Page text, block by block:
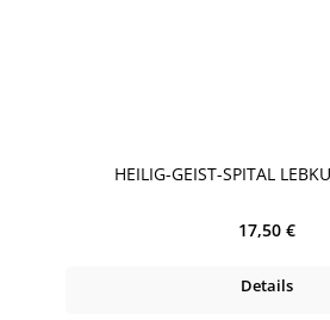
HEILIG-GEIST-SPITAL
Regulärer
17,50 €
Details